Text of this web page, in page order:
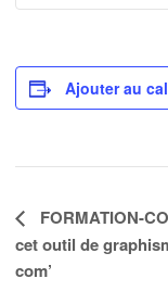
Ajouter au
Navigation
FORMATION-
cet outil de
com’